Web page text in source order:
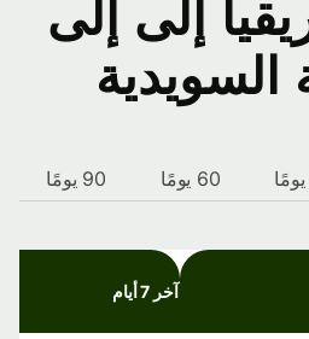
إلى إلى
السويدية
60 يومًا 90 يومًا
آخر 7 أيام